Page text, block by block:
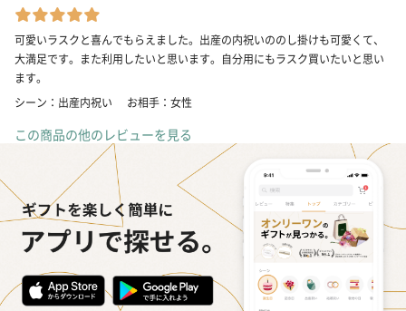
可愛いラスクと喜んでもらえました。出産の内祝いののし掛けも可愛くて、
大満足です。また利用したいと思います。自分用にもラスク買いたいと思い
ます。
シーン：出産内祝い
お相手：女性
この商品の他のレビューを見る